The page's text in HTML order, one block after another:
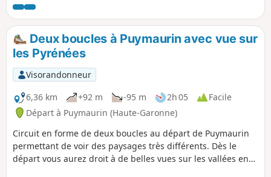
par temps clair. La randonnée se
déroule pour moitié sur des chemins
goudronnés avec très peu de
circulation.
Deux boucles à Puymaurin avec vue sur
les Pyrénées
Visorandonneur
6,36 km
+92 m -95 m 2h 05
Facile
Départ à Puymaurin (Haute-Garonne)
Circuit en forme de deux boucles au départ de Puymaurin
permettant de voir des paysages très différents. Dès le
départ vous aurez droit à de belles vues sur les vallées en